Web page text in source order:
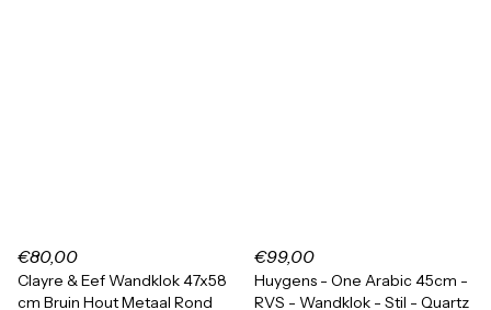
€80,00
Clayre & Eef Wandklok 47x58
cm Bruin Hout Metaal Rond
€99,00
Huygens - One Arabic 45cm -
RVS - Wandklok - Stil - Quartz